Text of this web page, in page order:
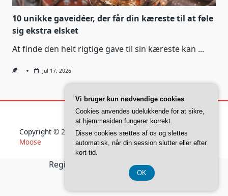
10 unikke gaveidéer, der får din kæreste til at føle
sig ekstra elsket
At finde den helt rigtige gave til sin kæreste kan ...
Jul 17, 2026
Copyright © 2026Yuki Blogger ThemeDesigned By
Moose
Registreringsnummer 37 40 77 39
Vi bruger kun nødvendige cookies
Cookies anvendes udelukkende for at sikre,
at hjemmesiden fungerer korrekt.
Disse cookies sættes af os og slettes
automatisk, når din session slutter eller efter
kort tid.
OK